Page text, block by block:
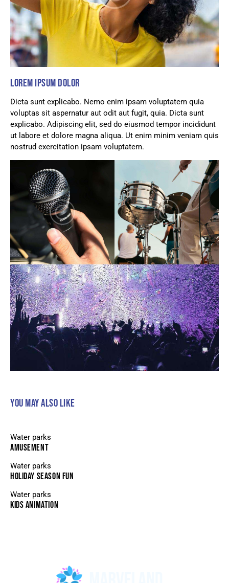
LOREM IPSUM DOLOR
Dicta sunt explicabo. Nemo enim ipsam voluptatem quia
voluptas sit aspernatur aut odit aut fugit, quia. Dicta sunt
explicabo. Adipiscing elit, sed do eiusmod tempor incididunt
ut labore et dolore magna aliqua. Ut enim minim veniam quis
nostrud exercitation ipsam voluptatem.
YOU MAY ALSO LIKE
Water parks
AMUSEMENT
Water parks
HOLIDAY SEASON FUN
Water parks
KIDS ANIMATION